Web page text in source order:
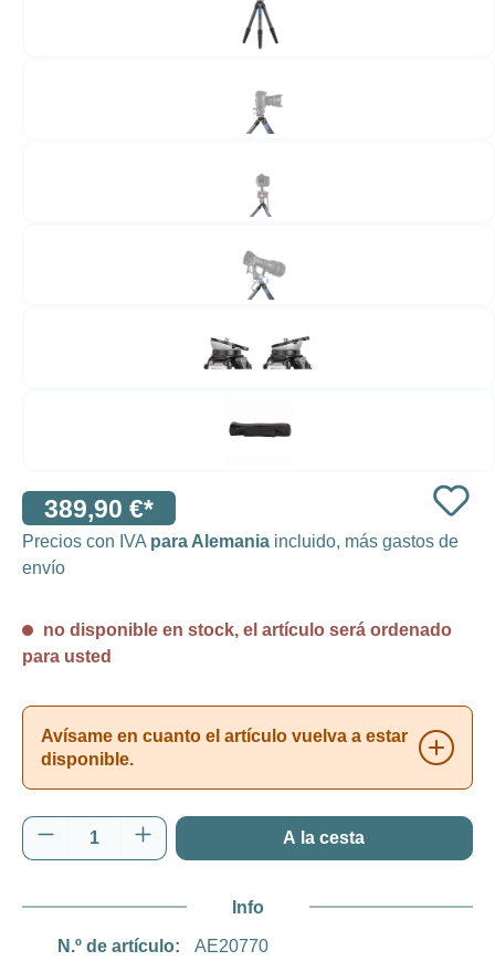
389,90 €*
Precios con IVA para Alemania incluido, más gastos de
envío
no disponible en stock, el artículo será ordenado
para usted
Avísame en cuanto el artículo vuelva a estar
disponible.
Cantidad del producto: introduce la
A la cesta
Info
N.º de artículo:
AE20770